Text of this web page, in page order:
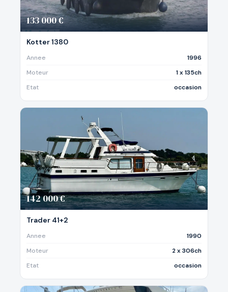
133 000 €
Kotter 1380
Annee
1996
Moteur
1 x 135ch
Etat
occasion
142 000 €
Trader 41+2
Annee
1990
Moteur
2 x 306ch
Etat
occasion